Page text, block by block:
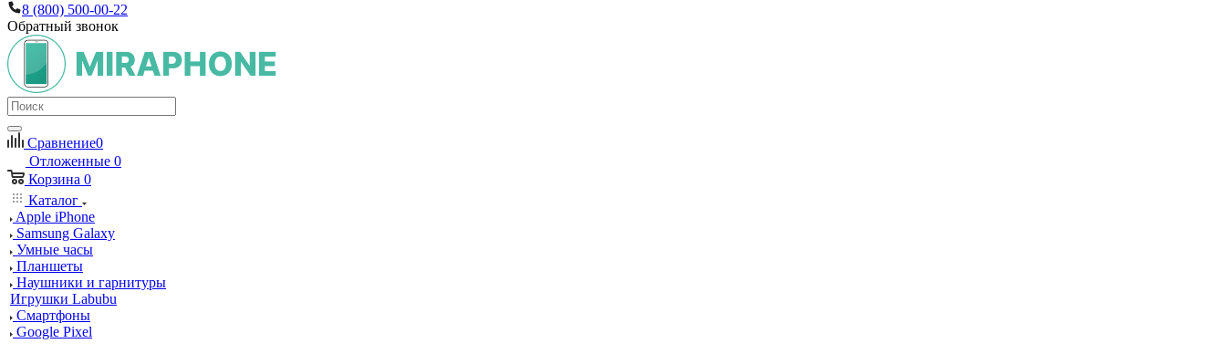
8 (800) 500-00-22
Обратный звонок
Сравнение0
Отложенные 0
Корзина 0
Каталог
Apple iPhone
Samsung Galaxy
Умные часы
Планшеты
Наушники и гарнитуры
Игрушки Labubu
Смартфоны
Google Pixel